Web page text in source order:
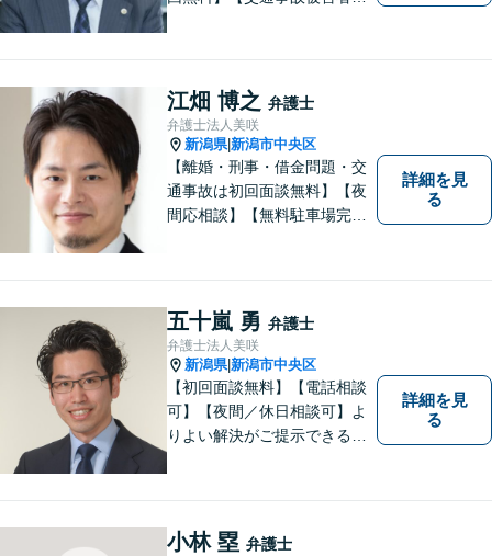
体を把握し、真の利益を追及
します
江畑 博之 弁護士
弁護士法人美咲
新潟県|新潟市中央区
【離婚・刑事・借金問題・交
通事故は初回面談無料】【夜
間応相談】【無料駐車場完
語も丁寧に解説いたします。
個人の方も法人の方も、お気
軽にご相談ください。
詳細を見
る
五十嵐 勇 弁護士
弁護士法人美咲
新潟県|新潟市中央区
【初回面談無料】【電話相談
可】【夜間／休日相談可】よ
りよい解決がご提示できるよ
お気軽にご相談ください。
詳細を見
る
小林 塁 弁護士